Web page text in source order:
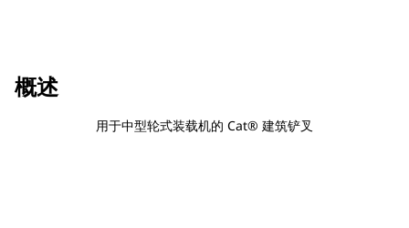
概述
用于中型轮式装载机的 Cat® 建筑铲叉